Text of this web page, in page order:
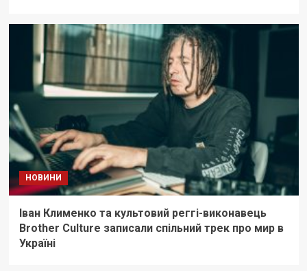
НОВИНИ
Іван Клименко та культовий реггі-виконавець
Brother Culture записали спільний трек про мир в
Україні